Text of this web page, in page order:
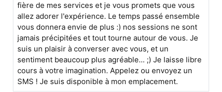
fière de mes services et je vous promets que vous
allez adorer l'expérience. Le temps passé ensemble
vous donnera envie de plus :) nos sessions ne sont
jamais précipitées et tout tourne autour de vous. Je
suis un plaisir à converser avec vous, et un
sentiment beaucoup plus agréable... ;) Je laisse libre
cours à votre imagination. Appelez ou envoyez un
SMS ! Je suis disponible à mon emplacement.